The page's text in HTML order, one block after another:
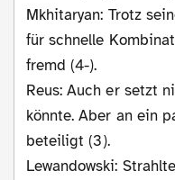
Mkhitaryan: Trotz
für schnelle
fremd (4-).
Reus: Auch er setzt
könnte. Aber an ein
beteiligt (3).
Lewandowski: